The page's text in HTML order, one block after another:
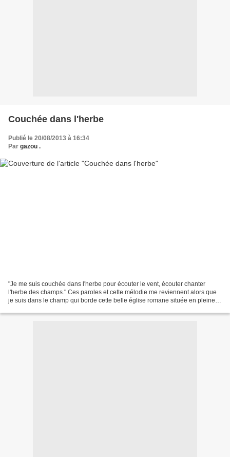
Couchée dans l'herbe
Publié le 20/08/2013 à 16:34
Par gazou .
"Je me suis couchée dans l'herbe pour écouter le vent, écouter chanter
l'herbe des champs." Ces paroles et cette mélodie me reviennent alors que
je suis dans le champ qui borde cette belle église romane située en pleine